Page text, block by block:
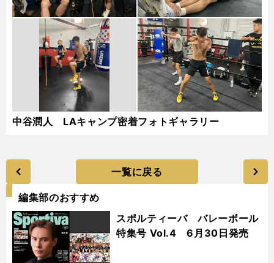
中谷潤人 LAキャンプ密着フォトギャラリー
一覧に戻る
編集部のおすすめ
スポルティーバ バレーボール
特集号 Vol.4 6月30日発売